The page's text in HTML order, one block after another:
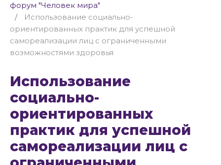
форум "Человек мира"
Использование социально-
ориентированных практик для успешной
самореализации лиц с ограниченными
возможностями здоровья
Использование
социально-
ориентированных
практик для успешной
самореализации лиц с